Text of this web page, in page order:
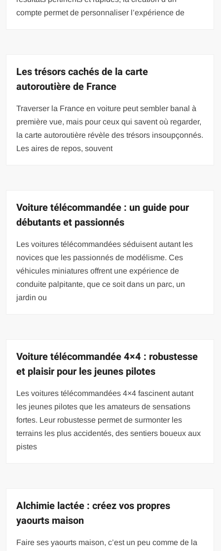
compte permet de personnaliser l’expérience de
Les trésors cachés de la carte
autoroutière de France
Traverser la France en voiture peut sembler banal à
première vue, mais pour ceux qui savent où regarder,
la carte autoroutière révèle des trésors insoupçonnés.
Les aires de repos, souvent
Voiture télécommandée : un guide pour
débutants et passionnés
Les voitures télécommandées séduisent autant les
novices que les passionnés de modélisme. Ces
véhicules miniatures offrent une expérience de
conduite palpitante, que ce soit dans un parc, un
jardin ou
Voiture télécommandée 4×4 : robustesse
et plaisir pour les jeunes pilotes
Les voitures télécommandées 4×4 fascinent autant
les jeunes pilotes que les amateurs de sensations
fortes. Leur robustesse permet de surmonter les
terrains les plus accidentés, des sentiers boueux aux
pistes
Alchimie lactée : créez vos propres
yaourts maison
Faire ses yaourts maison, c’est un peu comme de la